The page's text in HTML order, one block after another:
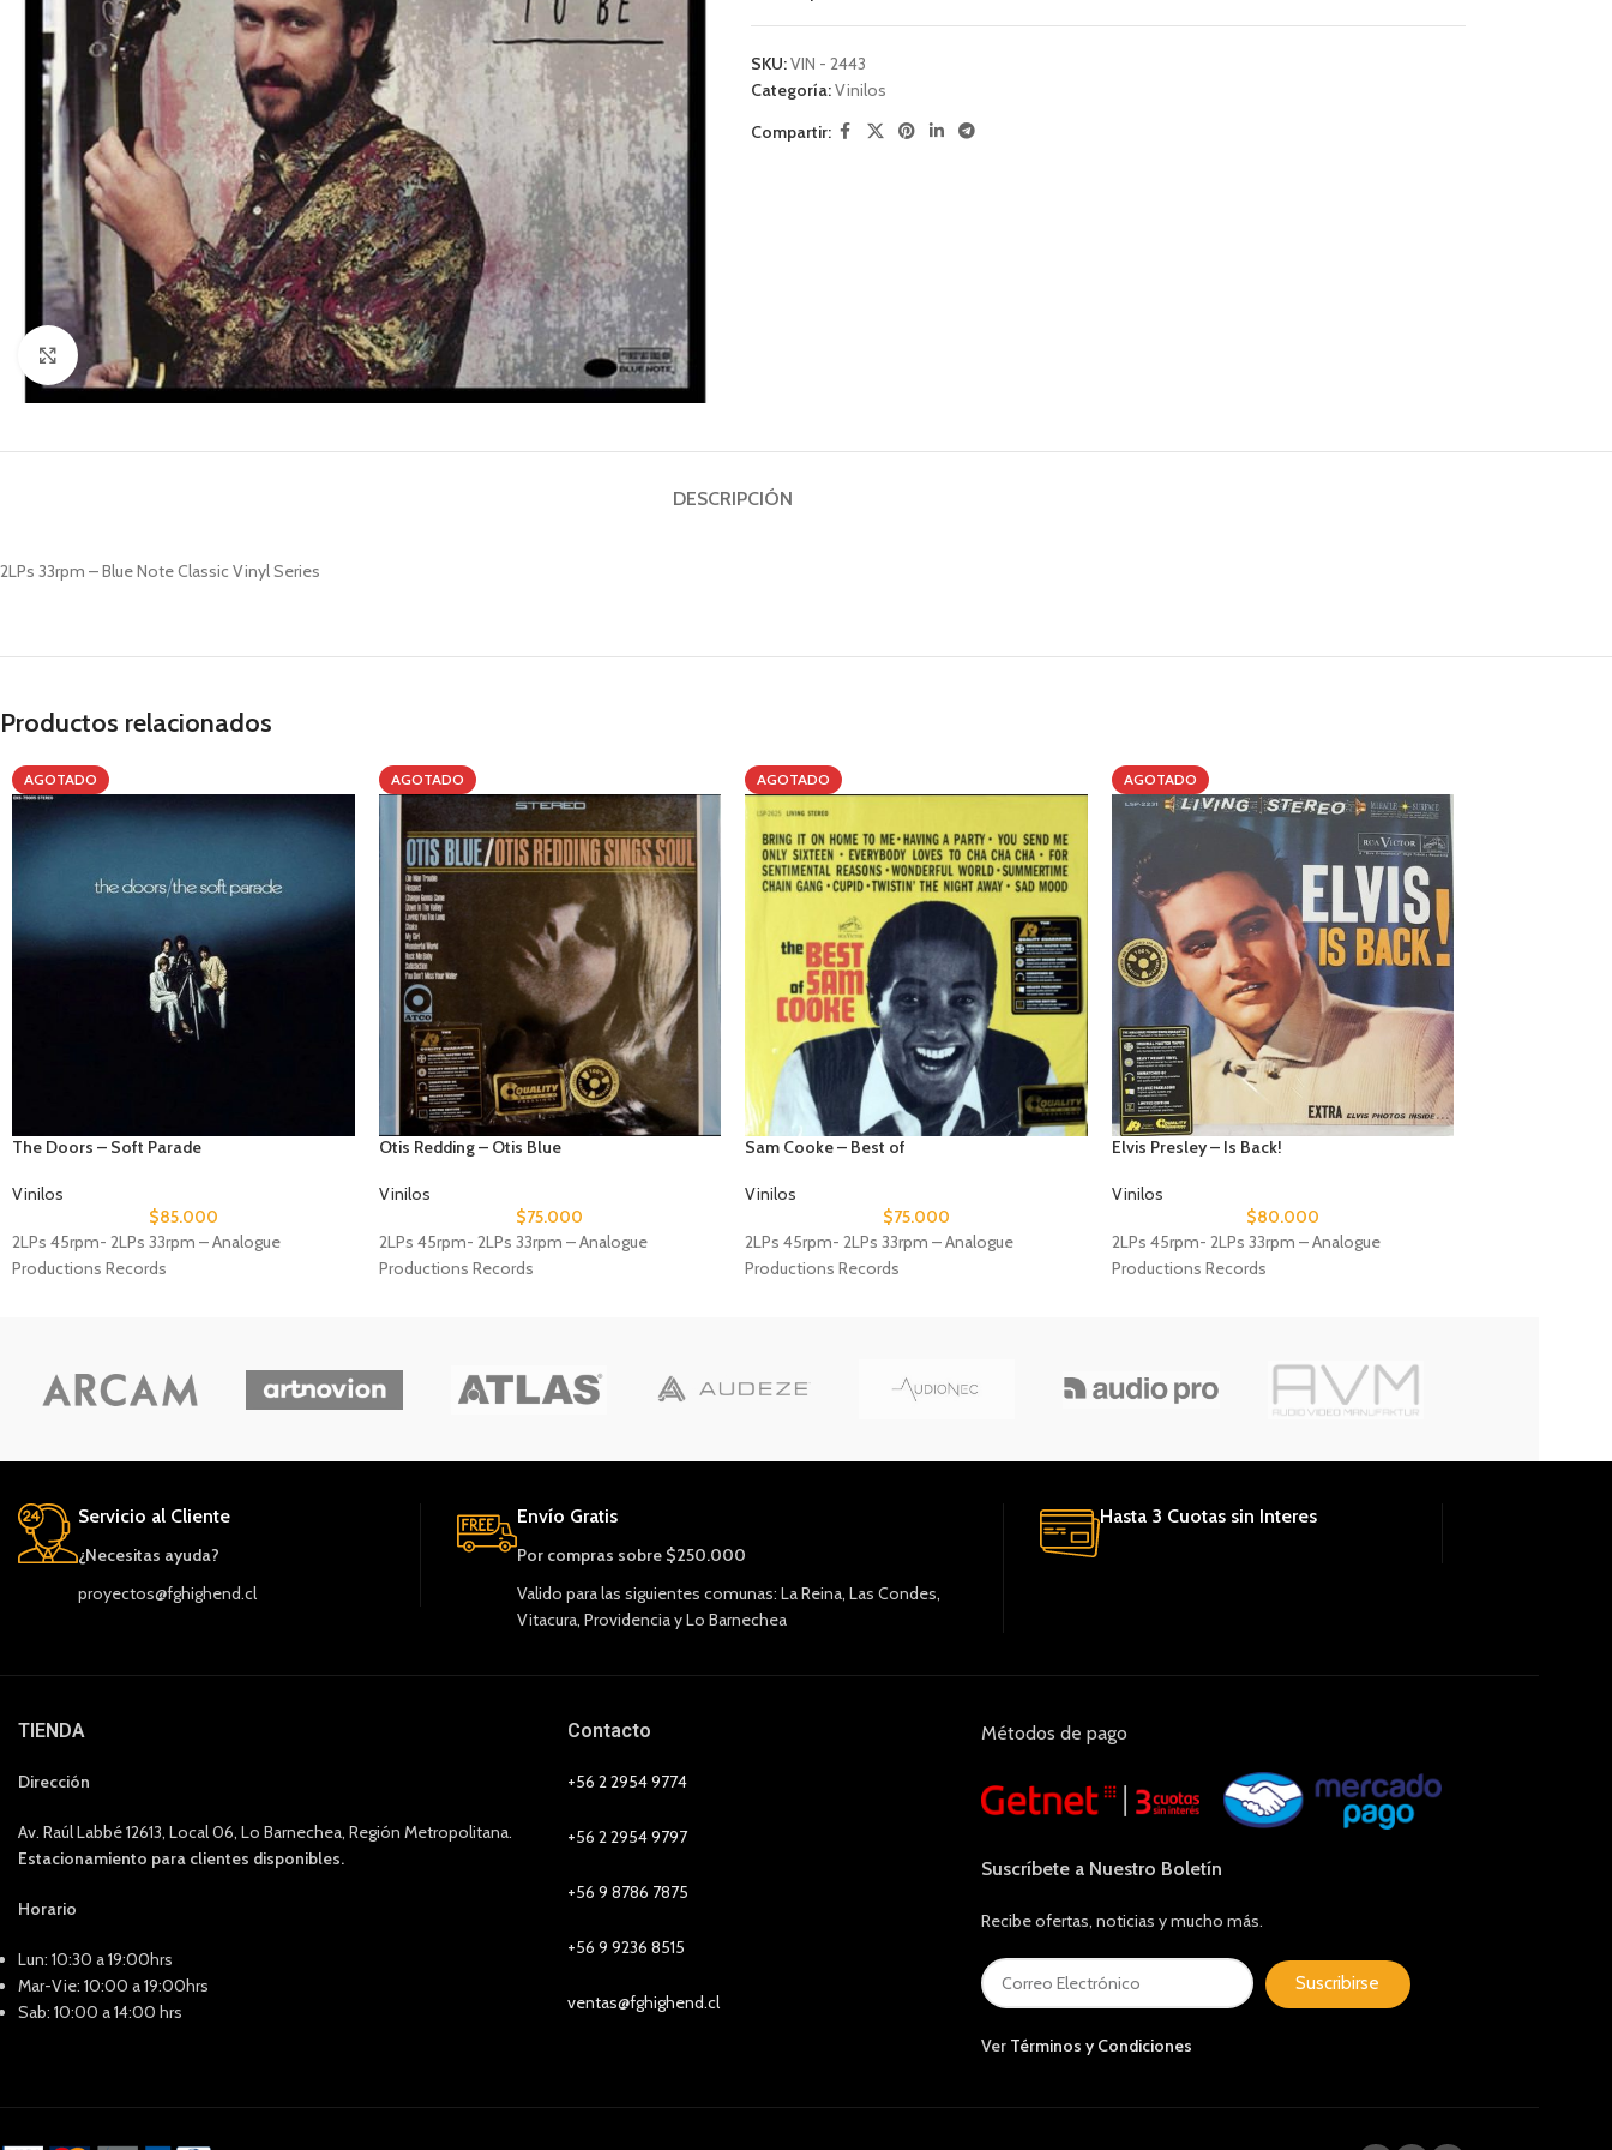
Clic para ampliar
SKU:VIN - 2443
Categoría:Vinilos
Compartir:
DESCRIPCIÓN
2LPs 33rpm – Blue Note Classic Vinyl Series
Productos relacionados
AGOTADO
The Doors – Soft Parade
Vinilos
$85.000
2LPs 45rpm- 2LPs 33rpm – Analogue
Productions Records
AGOTADO
Otis Redding – Otis Blue
Vinilos
$75.000
2LPs 45rpm- 2LPs 33rpm – Analogue
Productions Records
AGOTADO
Sam Cooke – Best of
Vinilos
$75.000
2LPs 45rpm- 2LPs 33rpm – Analogue
Productions Records
AGOTADO
Elvis Presley – Is Back!
Vinilos
$80.000
2LPs 45rpm- 2LPs 33rpm – Analogue
Productions Records
Servicio al Cliente
¿Necesitas ayuda?
proyectos@fghighend.cl
Envío Gratis
Por compras sobre $250.000
Valido para las siguientes comunas: La Reina, Las Condes,
Vitacura, Providencia y Lo Barnechea
Hasta 3 Cuotas sin Interes
TIENDA
Dirección
Av. Raúl Labbé 12613, Local 06, Lo Barnechea, Región Metropolitana.
Estacionamiento para clientes disponibles.
Horario
Lun: 10:30 a 19:00hrs
Mar-Vie: 10:00 a 19:00hrs
Sab: 10:00 a 14:00 hrs
Contacto
+56 2 2954 9774
+56 2 2954 9797
+56 9 8786 7875
+56 9 9236 8515
ventas@fghighend.cl
Métodos de pago
Suscríbete a Nuestro Boletín
Recibe ofertas, noticias y mucho más.
Suscribirse
Ver Términos y Condiciones